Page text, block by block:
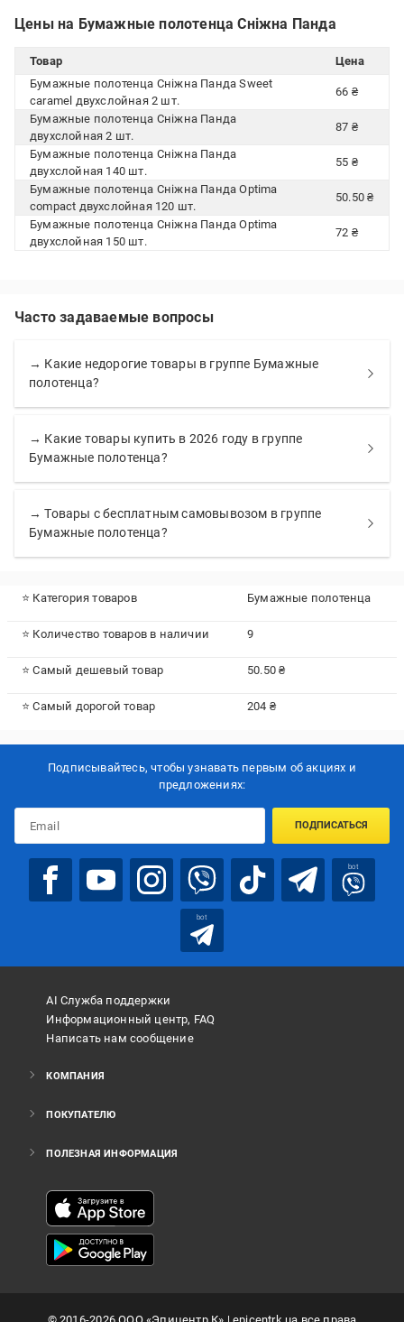
Цены на Бумажные полотенца Сніжна Панда
Товар
Цена
Бумажные полотенца Сніжна Панда Sweet
caramel двухслойная 2 шт.
66 ₴
Бумажные полотенца Сніжна Панда
двухслойная 2 шт.
87 ₴
Бумажные полотенца Сніжна Панда
двухслойная 140 шт.
55 ₴
Бумажные полотенца Сніжна Панда Optima
compact двухслойная 120 шт.
50.50 ₴
Бумажные полотенца Сніжна Панда Optima
двухслойная 150 шт.
72 ₴
Часто задаваемые вопросы
→ Какие недорогие товары в группе Бумажные
полотенца?
→ Какие товары купить в 2026 году в группе
Бумажные полотенца?
→ Товары с бесплатным самовывозом в группе
Бумажные полотенца?
⭐ Категория товаров Бумажные полотенца
⭐ Количество товаров в наличии 9
⭐ Самый дешевый товар 50.50 ₴
⭐ Самый дорогой товар 204 ₴
Подписывайтесь, чтобы узнавать первым об акцияx и
предложениях:
ПОДПИСАТЬСЯ
bot
bot
AI Служба поддержки
Информационный центр, FAQ
Написать нам сообщение
КОМПАНИЯ
ПОКУПАТЕЛЮ
ПОЛЕЗНАЯ ИНФОРМАЦИЯ